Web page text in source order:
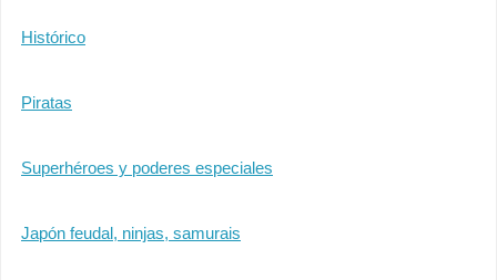
Histórico
Piratas
Superhéroes y poderes especiales
Japón feudal, ninjas, samurais